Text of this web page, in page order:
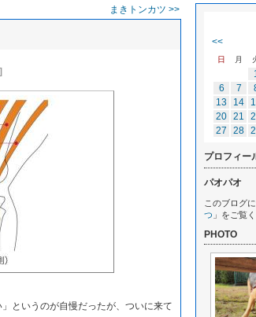
まきトンカツ >>
というのが自慢だったが、ついに来て
<<
日 月
6
7
13
14
20 21
27
28
プロフィー
パオパオ
このブログ
つ 」をご覧
PHOTO